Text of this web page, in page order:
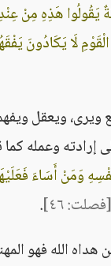
يَقُولُوا هَذِهِ مِنْ
لَا يَكَادُونَ
ويرى، ويعقل
وعمله
وَمَنْ أَسَاءَ
[فصلت: ٤٦]
.
هداه الله فهو